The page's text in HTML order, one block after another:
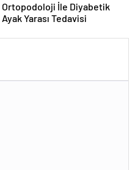
Ortopodoloji İle Diyabetik
Ayak Yarası Tedavisi